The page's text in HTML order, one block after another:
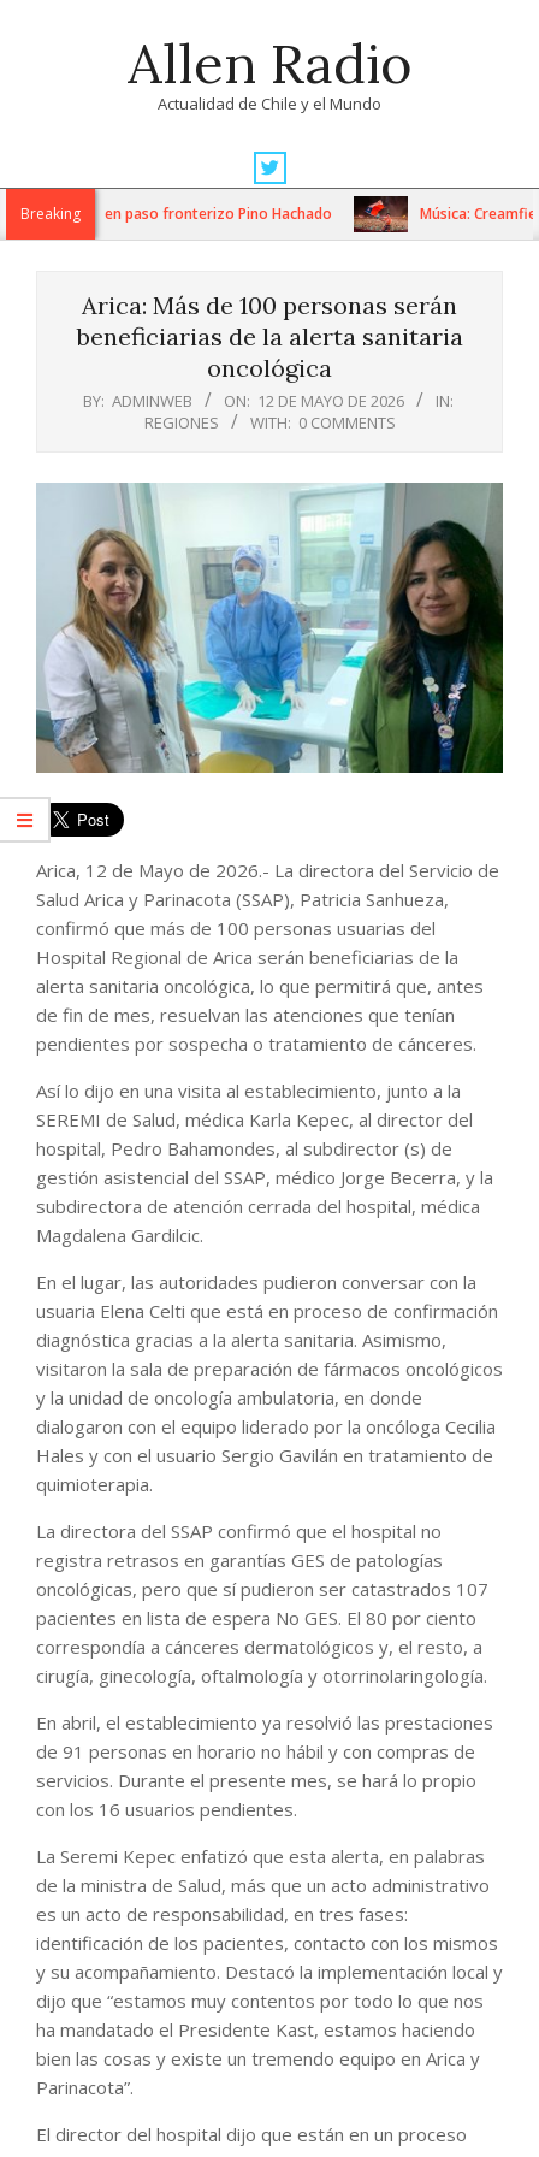
Allen Radio
Actualidad de Chile y el Mundo
Navigation
MenuBreaking
despeje en paso fronterizo Pino Hachado Música:
Arica: Más de 100 personas serán
beneficiarias de la alerta sanitaria
oncológica
BY: ADMINWEB ON: 12 DE MAYO DE 2026
IN:
REGIONES
WITH: 0 COMMENTS
Arica, 12 de Mayo de 2026.- La directora del Servicio de
Salud Arica y Parinacota (SSAP), Patricia Sanhueza,
confirmó que más de 100 personas usuarias del
Hospital Regional de Arica serán beneficiarias de la
alerta sanitaria oncológica, lo que permitirá que, antes
de fin de mes, resuelvan las atenciones que tenían
pendientes por sospecha o tratamiento de cánceres.
Así lo dijo en una visita al establecimiento, junto a la
SEREMI de Salud, médica Karla Kepec, al director del
hospital, Pedro Bahamondes, al subdirector (s) de
gestión asistencial del SSAP, médico Jorge Becerra, y la
subdirectora de atención cerrada del hospital, médica
Magdalena Gardilcic.
En el lugar, las autoridades pudieron conversar con la
usuaria Elena Celti que está en proceso de confirmación
diagnóstica gracias a la alerta sanitaria. Asimismo,
visitaron la sala de preparación de fármacos oncológicos
y la unidad de oncología ambulatoria, en donde
dialogaron con el equipo liderado por la oncóloga Cecilia
Hales y con el usuario Sergio Gavilán en tratamiento de
quimioterapia.
La directora del SSAP confirmó que el hospital no
registra retrasos en garantías GES de patologías
oncológicas, pero que sí pudieron ser catastrados 107
pacientes en lista de espera No GES. El 80 por ciento
correspondía a cánceres dermatológicos y, el resto, a
cirugía, ginecología, oftalmología y otorrinolaringología.
En abril, el establecimiento ya resolvió las prestaciones
de 91 personas en horario no hábil y con compras de
servicios. Durante el presente mes, se hará lo propio
con los 16 usuarios pendientes.
La Seremi Kepec enfatizó que esta alerta, en palabras
de la ministra de Salud, más que un acto administrativo
es un acto de responsabilidad, en tres fases:
identificación de los pacientes, contacto con los mismos
y su acompañamiento. Destacó la implementación local y
dijo que “estamos muy contentos por todo lo que nos
ha mandatado el Presidente Kast, estamos haciendo
bien las cosas y existe un tremendo equipo en Arica y
Parinacota”.
El director del hospital dijo que están en un proceso